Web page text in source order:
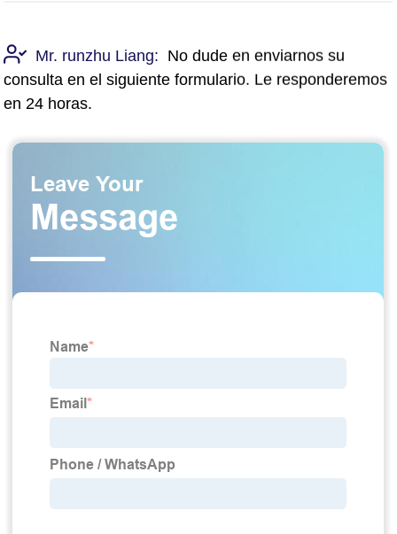
Mr. runzhu Liang: No dude en enviarnos su
consulta en el siguiente formulario. Le responderemos
en 24 horas.